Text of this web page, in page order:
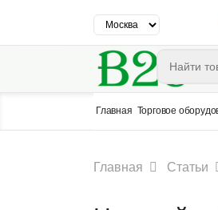
Главная Торговое
Главная Статьи